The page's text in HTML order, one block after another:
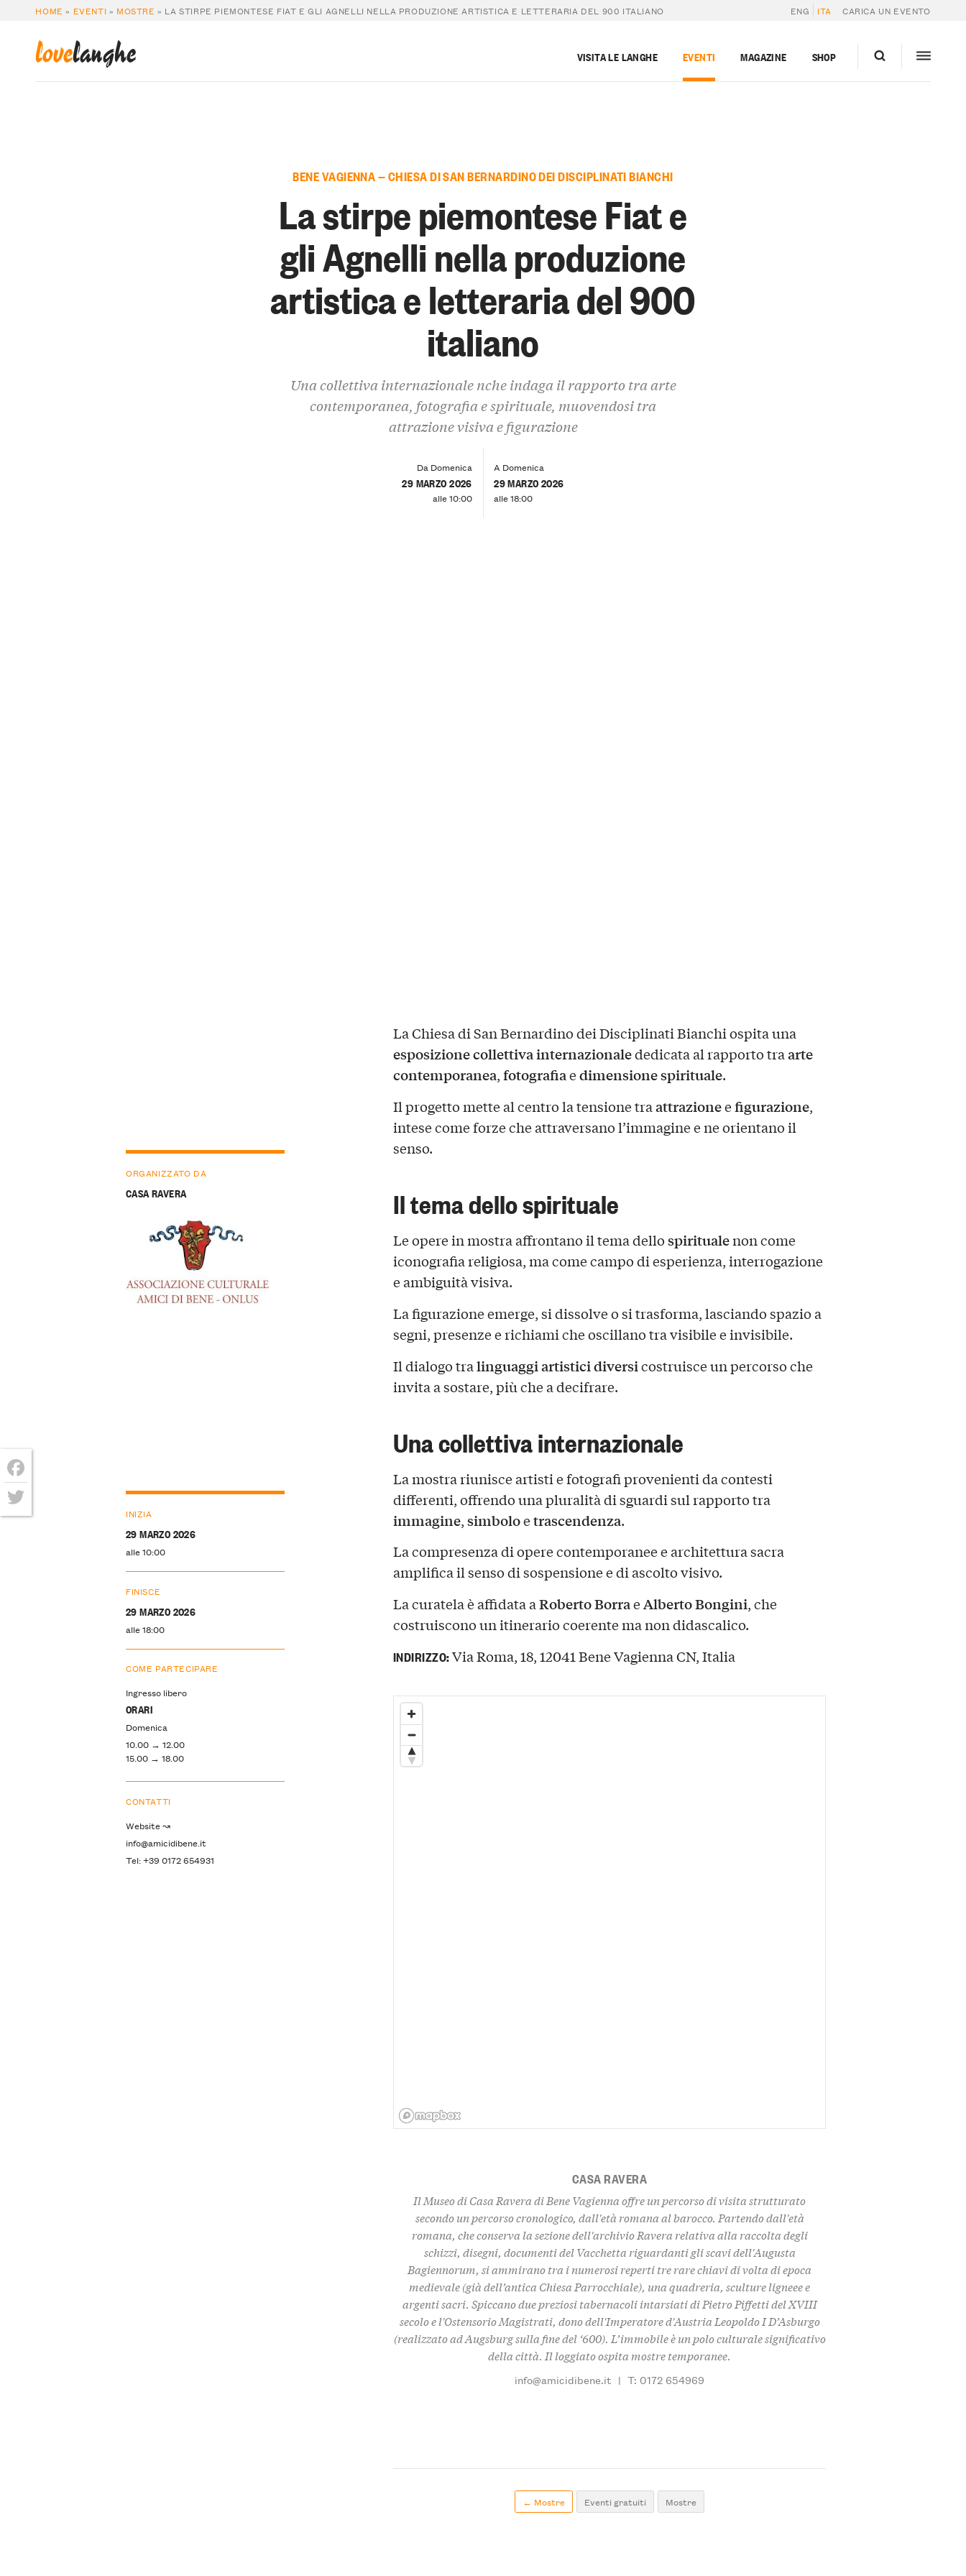
HOME » EVENTI » MOSTRE » LA STIRPE PIEMONTESE FIAT E GLI AGNELLI NELLA PRODUZIONE ARTISTICA E LETTERARIA DEL 900 ITALIANO ENG ITA CARICA UN EVENTO
lovelanghe VISITA LE LANGHE EVENTI MAGAZINE SHOP
BENE VAGIENNA — CHIESA DI SAN BERNARDINO DEI DISCIPLINATI BIANCHI
La stirpe piemontese Fiat e
gli Agnelli nella produzione
artistica e letteraria del 900
italiano
Una collettiva internazionale nche indaga il rapporto tra arte
contemporanea, fotografia e spirituale, muovendosi tra
attrazione visiva e figurazione
Da Domenica
29 MARZO 2026
alle 10:00
A Domenica
29 MARZO 2026
alle 18:00
La Chiesa di San Bernardino dei Disciplinati Bianchi ospita una
esposizione collettiva internazionalededicata al rapporto traarte
contemporanea,fotografiaedimensione spirituale.
Il progetto mette al centro la tensione traattrazioneefigurazione,
intese come forze che attraversano l’immagine e ne orientano il
senso.
Il tema dello spirituale
Le opere in mostra affrontano il tema dellospiritualenon come
iconografia religiosa, ma come campo di esperienza, interrogazione
e ambiguità visiva.
La figurazione emerge, si dissolve o si trasforma, lasciando spazio a
segni, presenze e richiami che oscillano tra visibile e invisibile.
Il dialogo tralinguaggi artistici diversicostruisce un percorso che
invita a sostare, più che a decifrare.
Una collettiva internazionale
La mostra riunisce artisti e fotografi provenienti da contesti
differenti, offrendo una pluralità di sguardi sul rapporto tra
immagine,simboloetrascendenza.
La compresenza di opere contemporanee e architettura sacra
amplifica il senso di sospensione e di ascolto visivo.
La curatela è affidata aRoberto BorraeAlberto Bongini, che
costruiscono un itinerario coerente ma non didascalico.
ORGANIZZATO DA
CASA RAVERA
INIZIA
29 MARZO 2026
alle 10:00
FINISCE
29 MARZO 2026
alle 18:00
COME PARTECIPARE
Ingresso libero
ORARI
Domenica
10.00 → 12.00
15.00 → 18.00
CONTATTI
Website ↝
info@amicidibene.it
Tel: +39 0172 654931
INDIRIZZO:Via Roma, 18, 12041 Bene Vagienna CN, Italia
CASA RAVERA
Il Museo di Casa Ravera di Bene Vagienna offre un percorso di visita strutturato
secondo un percorso cronologico, dall'età romana al barocco. Partendo dall'età
romana, che conserva la sezione dell'archivio Ravera relativa alla raccolta degli
schizzi, disegni, documenti del Vacchetta riguardanti gli scavi dell'Augusta
Bagiennorum, si ammirano tra i numerosi reperti tre rare chiavi di volta di epoca
medievale (già dell’antica Chiesa Parrocchiale), una quadreria, sculture ligneee e
argenti sacri. Spiccano due preziosi tabernacoli intarsiati di Pietro Piffetti del XVIII
secolo e l'Ostensorio Magistrati, dono dell'Imperatore d'Austria Leopoldo I D’Asburgo
(realizzato ad Augsburg sulla fine del ‘600). L’immobile è un polo culturale significativo
della città. Il loggiato ospita mostre temporanee.
info@amicidibene.it | T: 0172 654969
← Mostre Eventi gratuiti Mostre
Facebook
Twitter